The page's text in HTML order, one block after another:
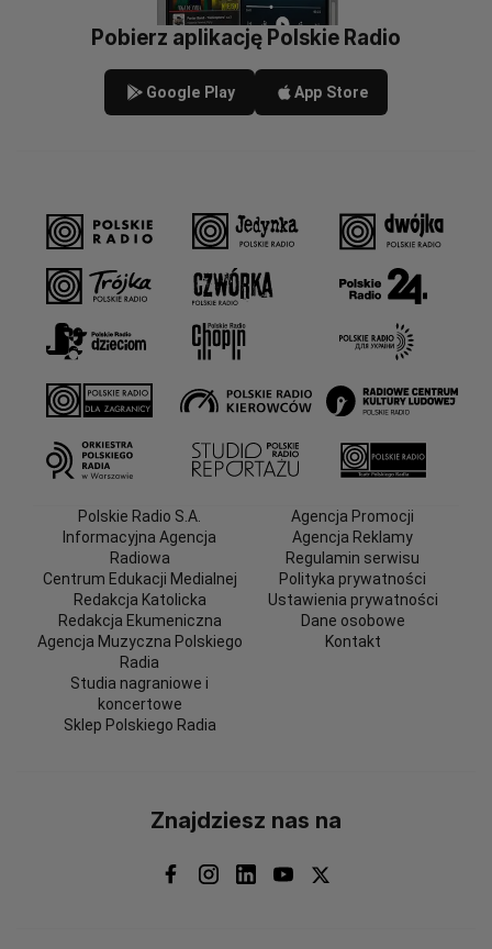
Pobierz aplikację Polskie Radio
Google Play App Store
Polskie Radio S.A.
Informacyjna Agencja
Radiowa
Centrum Edukacji Medialnej
Redakcja Katolicka
Redakcja Ekumeniczna
Agencja Muzyczna Polskiego
Radia
Studia nagraniowe i
koncertowe
Sklep Polskiego Radia
Agencja Promocji
Agencja Reklamy
Regulamin serwisu
Polityka prywatności
Ustawienia prywatności
Dane osobowe
Kontakt
Znajdziesz nas na